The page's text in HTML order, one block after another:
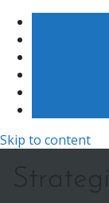
Skip to content